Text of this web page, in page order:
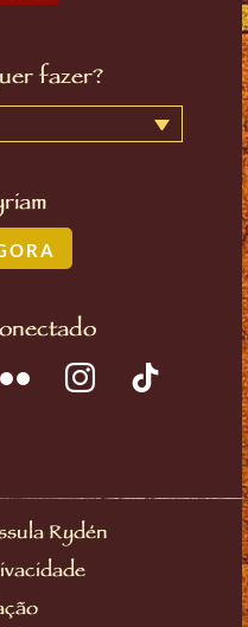
fazer?
Rydén